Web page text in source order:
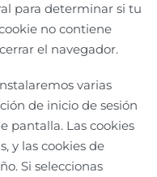
para determinar si tu
no contiene
el navegador.
varias
de inicio de sesión
pantalla. Las cookies
y las cookies de
Si seleccionas